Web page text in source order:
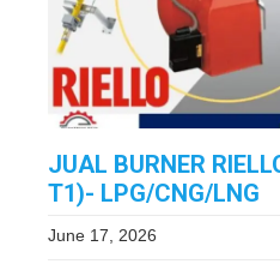
JUAL BURNER
T1)- LPG/CNG/LNG
June 17, 2026